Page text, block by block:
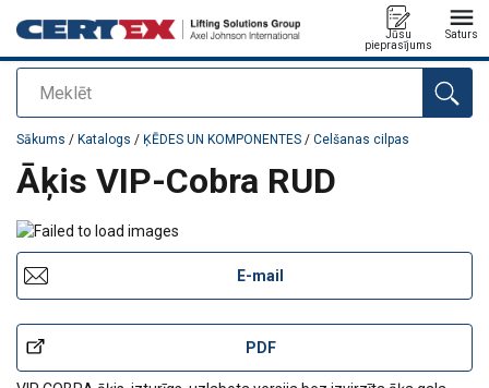
Meklēt
Jūsu
pieprasījums
Saturs
Pievienots jūsu pasūtījumam
Sākums / Katalogs / ĶĒDES UN KOMPONENTES / Celšanas cilpas
Āķis VIP-Cobra RUD
E-mail
PDF